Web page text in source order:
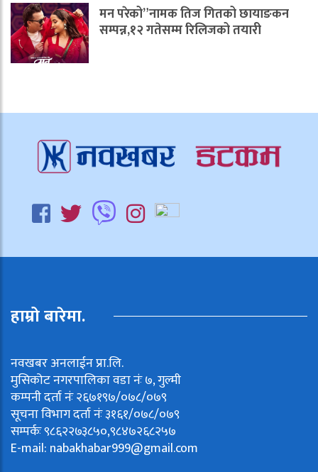
मन परेको”नामक तिज गितको छायाङकन
सम्पन्न,१२ गतेसम्म रिलिजको तयारी
हाम्रो बारेमा.
नवखबर अनलाईन प्रा.लि.
मुसिकोट नगरपालिका वडा नंः ७, गुल्मी
कम्पनी दर्ता नंः २६७१९७/०७८/०७९
सूचना विभाग दर्ता नंः ३१६१/०७८/०७९
सम्पर्कः ९८६२२७३८५०,९८४७२६८२५७
E-mail: nabakhabar999@gmail.com